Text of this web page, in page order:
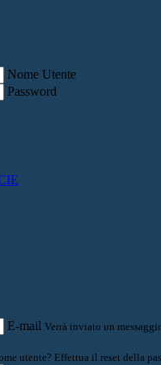
Nome Utente
Password
E-mail Verrà inviato un
utente? Effettua il reset della